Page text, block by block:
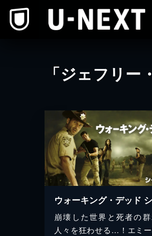
「ジェフリ
崩壊した世界と死者の
人々を狂わせる…！エミ